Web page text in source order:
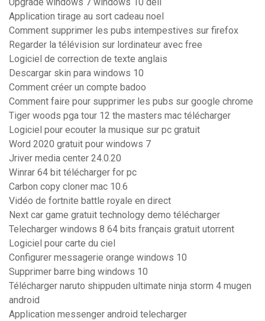
Upgrade windows 7 windows 10 dell
Application tirage au sort cadeau noel
Comment supprimer les pubs intempestives sur firefox
Regarder la télévision sur lordinateur avec free
Logiciel de correction de texte anglais
Descargar skin para windows 10
Comment créer un compte badoo
Comment faire pour supprimer les pubs sur google chrome
Tiger woods pga tour 12 the masters mac télécharger
Logiciel pour ecouter la musique sur pc gratuit
Word 2020 gratuit pour windows 7
Jriver media center 24.0.20
Winrar 64 bit télécharger for pc
Carbon copy cloner mac 10.6
Vidéo de fortnite battle royale en direct
Next car game gratuit technology demo télécharger
Telecharger windows 8 64 bits français gratuit utorrent
Logiciel pour carte du ciel
Configurer messagerie orange windows 10
Supprimer barre bing windows 10
Télécharger naruto shippuden ultimate ninja storm 4 mugen
android
Application messenger android telecharger